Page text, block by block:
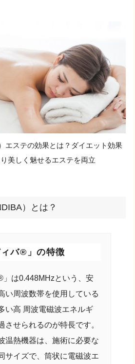
エステの効果とは？ダイエット効果
美しく魅せるエステを両立
）とは？
ィバ®」の特徴
」は0.448MHzという、安
い周波数帯を使用している
い高 周波電磁波エネルギ
させられるのが特長です。
温熱機器は、施術に必要な
サイズで、筒状に電磁波エ